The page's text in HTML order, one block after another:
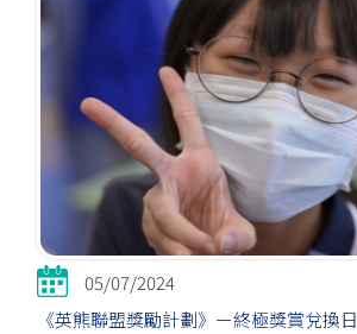
05/07/2024
《英熊聯盟獎勵計劃》ー終極獎賞兌換日